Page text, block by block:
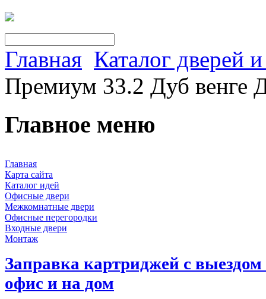
Главная Каталог дверей
Премиум 33.2 Дуб венге
Главное меню
Главная
Карта сайта
Каталог идей
Офисные двери
Межкомнатные двери
Офисные перегородки
Входные двери
Монтаж
Заправка картриджей с
офис и на дом